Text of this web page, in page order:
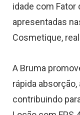
idade com Fator
apresentadas
Cosmetique,
A Bruma
rápida
contribuindo